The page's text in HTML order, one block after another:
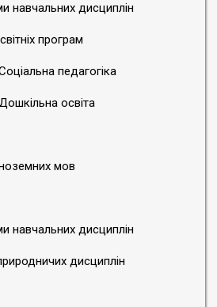
навчальних дисциплін
програм
педагогіка
освіта
мов
навчальних дисциплін
дисциплін